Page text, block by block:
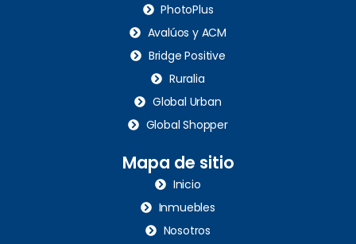
PhotoPlus
Avalúos y ACM
Bridge Positive
Ruralia
Global Urban
Global Shopper
Mapa de sitio
Inicio
Inmuebles
Nosotros